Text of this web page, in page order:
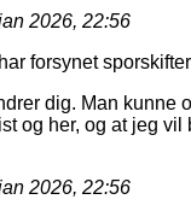
2026, 22:56
forsynet
dig. Man
og her, og at jeg
2026, 22:56